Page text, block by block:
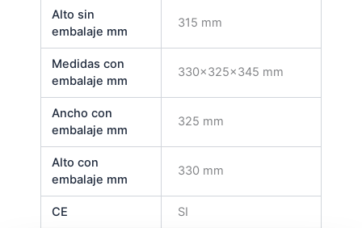
Alto sin
embalaje mm
315 mm
Medidas con
embalaje mm
330x325x345 mm
Ancho con
embalaje mm
325 mm
Alto con
embalaje mm
330 mm
CE SI